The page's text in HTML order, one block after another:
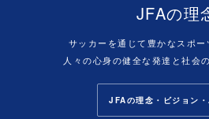
JFAの理
サッカーを通じて豊かなスポー
人々の心身の健全な発達と社会
JFAの理念・ビジョン